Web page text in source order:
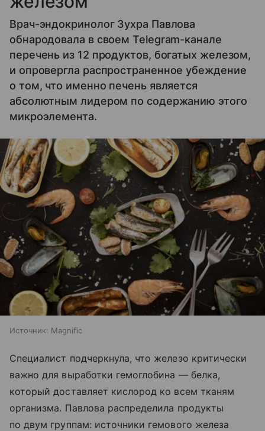
Врач-эндокринолог Зухра Павлова
обнародовала в своем Telegram-канале
перечень из 12 продуктов, богатых железом,
и опровергла распространенное убеждение
о том, что именно печень является
абсолютным лидером по содержанию этого
микроэлемента.
Источник: Magnific
Специалист подчеркнула, что железо критически
важно для выработки гемоглобина — белка,
который доставляет кислород ко всем тканям
организма. Павлова распределила продукты
по двум группам: источники гемового железа